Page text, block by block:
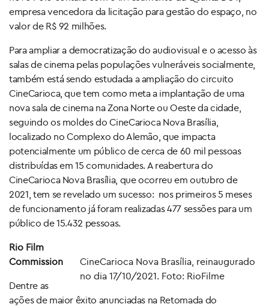
empresa vencedora da licitação para gestão do espaço, no
valor de R$ 92 milhões.
Para ampliar a democratização do audiovisual e o acesso às
salas de cinema pelas populações vulneráveis socialmente,
também está sendo estudada a ampliação do circuito
CineCarioca, que tem como meta a implantação de uma
nova sala de cinema na Zona Norte ou Oeste da cidade,
seguindo os moldes do CineCarioca Nova Brasília,
localizado no Complexo do Alemão, que impacta
potencialmente um público de cerca de 60 mil pessoas
distribuídas em 15 comunidades. A reabertura do
CineCarioca Nova Brasília, que ocorreu em outubro de
2021, tem se revelado um sucesso: nos primeiros 5 meses
de funcionamento já foram realizadas 477 sessões para um
público de 15.432 pessoas.
CineCarioca Nova Brasília, reinaugurado
no dia 17/10/2021. Foto: RioFilme
Rio Film
Commission
Dentre as
ações de maior êxito anunciadas na Retomada do